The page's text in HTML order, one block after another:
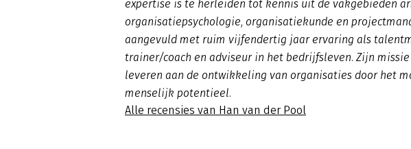
expertise is te herleiden tot kennis uit de vakgebieden
organisatiepsychologie, organisatiekunde en
aangevuld met ruim vijfendertig jaar ervaring als
trainer/coach en adviseur in het bedrijfsleven. Zijn
leveren aan de ontwikkeling van organisaties door het
menselijk potentieel.
Alle recensies van Han van der Pool